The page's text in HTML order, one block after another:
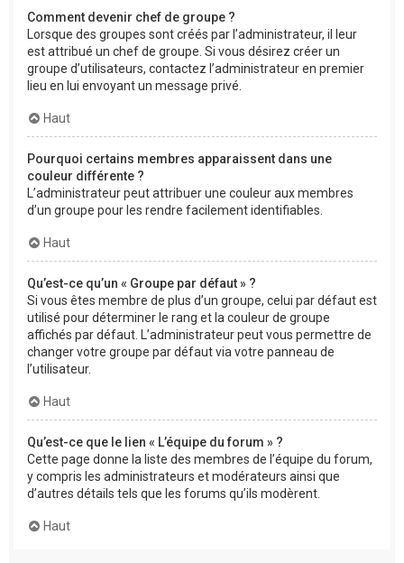
Comment devenir chef de groupe ?
Lorsque des groupes sont créés par l’administrateur, il leur
est attribué un chef de groupe. Si vous désirez créer un
groupe d’utilisateurs, contactez l’administrateur en premier
lieu en lui envoyant un message privé.
Haut
Pourquoi certains membres apparaissent dans une
couleur différente ?
L’administrateur peut attribuer une couleur aux membres
d’un groupe pour les rendre facilement identifiables.
Haut
Qu’est-ce qu’un « Groupe par défaut » ?
Si vous êtes membre de plus d’un groupe, celui par défaut est
utilisé pour déterminer le rang et la couleur de groupe
affichés par défaut. L’administrateur peut vous permettre de
changer votre groupe par défaut via votre panneau de
l’utilisateur.
Haut
Qu’est-ce que le lien « L’équipe du forum » ?
Cette page donne la liste des membres de l’équipe du forum,
y compris les administrateurs et modérateurs ainsi que
d’autres détails tels que les forums qu’ils modèrent.
Haut